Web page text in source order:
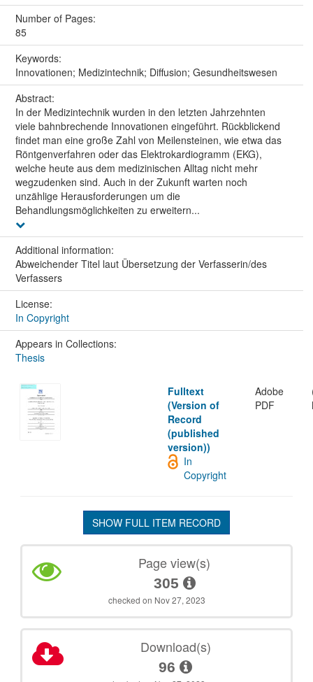
Number of Pages:
85
Keywords:
Innovationen; Medizintechnik; Diffusion; Gesundheitswesen
Abstract:
In der Medizintechnik wurden in den letzten Jahrzehnten
viele bahnbrechende Innovationen eingeführt. Rückblickend
findet man eine große Zahl von Meilensteinen, wie etwa das
Röntgenverfahren oder das Elektrokardiogramm (EKG),
welche heute aus dem medizinischen Alltag nicht mehr
wegzudenken sind. Auch in der Zukunft warten noch
unzählige Herausforderungen um die
Behandlungsmöglichkeiten zu erweitern...
Additional information:
Abweichender Titel laut Übersetzung der Verfasserin/des
Verfassers
License:
In Copyright
Appears in Collections:
Thesis
Fulltext
(Version of
Record
(published
version))
Adobe
PDF
In
Copyright
SHOW FULL ITEM RECORD
Page view(s)
305
checked on Nov 27, 2023
Download(s)
96